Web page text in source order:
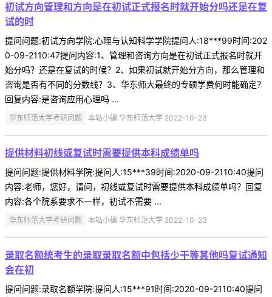
初试方向管理和方向是在初试正式报名时就开始分吗还是在复
试的时
提问问题:初试方向学院:心理与认知科学学院提问人:18***99时间:202
0-09-2110:47提问内容:1、管理和咨询方向是在初试正式报名时就开
始分吗？还是在复试的时候？2、如果初试就开始分方向，那么管理和
咨询是否有不同的分数线？3、华东师大最终的专硕学费何时能确定？
回复内容:是咨询应用心理吗 ...
华东师范大学考研问题 本站小编 华东师范大学 2022-10-23
提供材料初线或复试时需要提供本科成绩单吗
提问问题:提供材料学院:提问人:15***39时间:2020-09-2110:40提问
内容:老师，您好，请问，初线或复试时需要提供本科成绩单吗？回复
内容:各个院系要求不一样，初试不需要 ...
华东师范大学考研问题 本站小编 华东师范大学 2022-10-23
录取名额统考生的录取录取名额中包括少干等其他吗复试通知
会在初
提问问题:录取名额学院:提问人:15***91时间:2020-09-2110:40提问